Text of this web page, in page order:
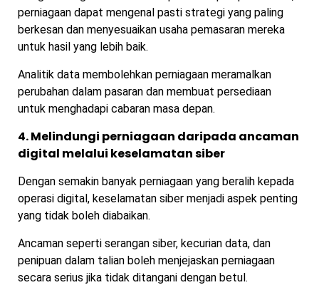
perniagaan dapat mengenal pasti strategi yang paling
berkesan dan menyesuaikan usaha pemasaran mereka
untuk hasil yang lebih baik.
Analitik data membolehkan perniagaan meramalkan
perubahan dalam pasaran dan membuat persediaan
untuk menghadapi cabaran masa depan.
4. Melindungi perniagaan daripada ancaman
digital melalui keselamatan siber
Dengan semakin banyak perniagaan yang beralih kepada
operasi digital, keselamatan siber menjadi aspek penting
yang tidak boleh diabaikan.
Ancaman seperti serangan siber, kecurian data, dan
penipuan dalam talian boleh menjejaskan perniagaan
secara serius jika tidak ditangani dengan betul.